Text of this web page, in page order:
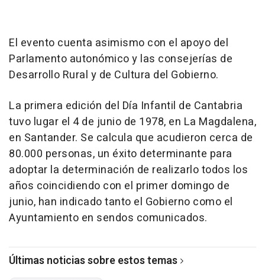
El evento cuenta asimismo con el apoyo del
Parlamento autonómico y las consejerías de
Desarrollo Rural y de Cultura del Gobierno.
La primera edición del Día Infantil de Cantabria
tuvo lugar el 4 de junio de 1978, en La Magdalena,
en Santander. Se calcula que acudieron cerca de
80.000 personas, un éxito determinante para
adoptar la determinación de realizarlo todos los
años coincidiendo con el primer domingo de
junio, han indicado tanto el Gobierno como el
Ayuntamiento en sendos comunicados.
Últimas noticias sobre estos temas